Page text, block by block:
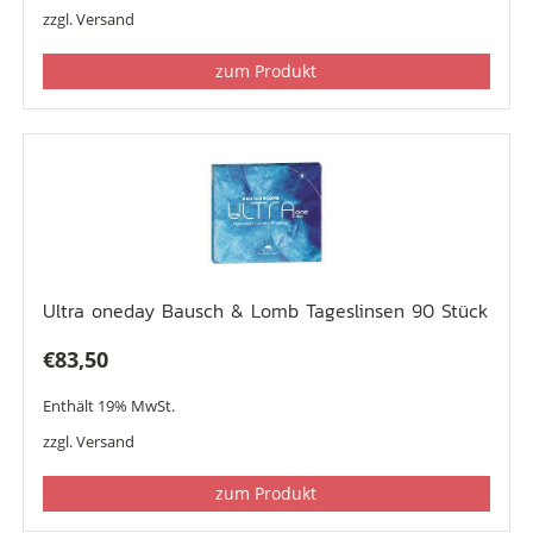
zzgl.Versand
zum Produkt
Ultra oneday Bausch & Lomb Tageslinsen 90 Stück
€83,50
Enthält 19% MwSt.
zzgl.Versand
zum Produkt